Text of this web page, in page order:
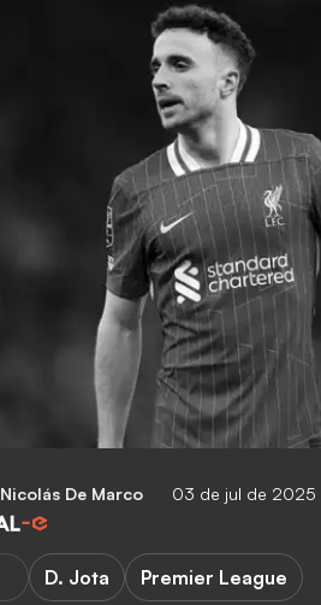
Nicolás De Marco 03 de jul de
D. Jota Premier League